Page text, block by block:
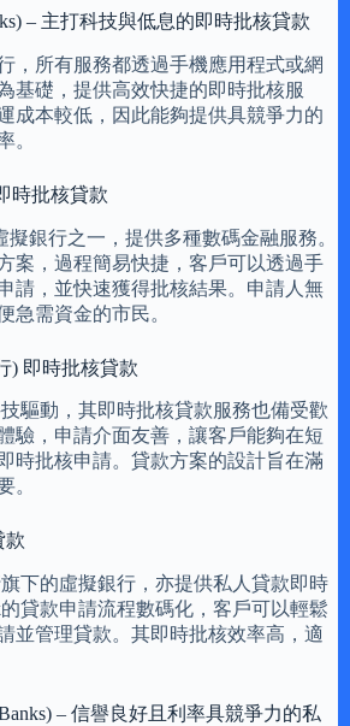
– 主打科技與低息的即時批核貸款
，所有服務都透過手機應用程式或網
基礎，提供高效快捷的即時批核服
成本較低，因此能夠提供具競爭力的
。
時批核貸款
擬銀行之一，提供多種數碼金融服務。
案，過程簡易快捷，客戶可以透過手
請，並快速獲得批核結果。申請人無
急需資金的市民。
) 即時批核貸款
驅動，其即時批核貸款服務也備受歡
驗，申請介面友善，讓客戶能夠在短
時批核申請。貸款方案的設計旨在滿
。
款
下的虛擬銀行，亦提供私人貸款即時
貸款申請流程數碼化，客戶可以輕鬆
並管理貸款。其即時批核效率高，適
– 信譽良好且利率具競爭力的私